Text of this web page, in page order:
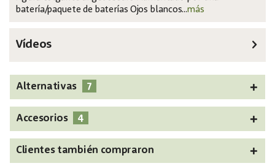
batería/paquete de baterías Ojos blancos...más
Vídeos
Alternativas 7
Accesorios 4
Clientes también compraron